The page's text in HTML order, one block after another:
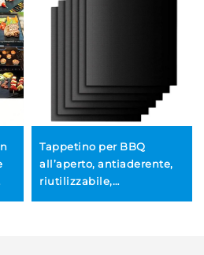
Tappetino per BBQ
all’aperto, antiaderente,
riutilizzabile,